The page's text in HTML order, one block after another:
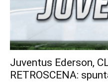
Juventus Ederson,
RETROSCENA: